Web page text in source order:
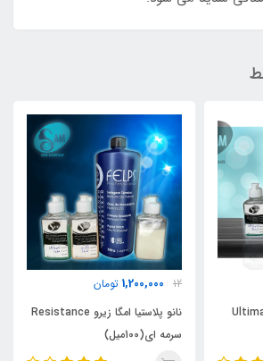
نانو پلاستیا امگا زیرو Resistance
1,300,000 تومان
نانو پلاستیا امگا زیرو Black
مشکی(100میل)